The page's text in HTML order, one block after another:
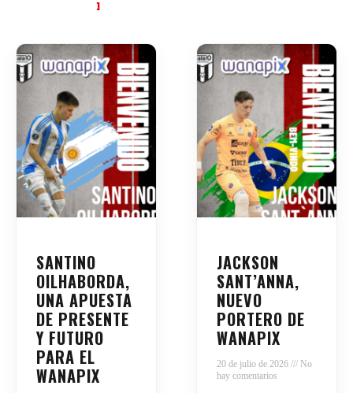
SANTINO
OILHABORDA,
UNA APUESTA
DE PRESENTE
Y FUTURO
PARA EL
WANAPIX
JACKSON
SANT’ANNA,
NUEVO
PORTERO DE
WANAPIX
20 de julio de 2026
No
hay comentarios